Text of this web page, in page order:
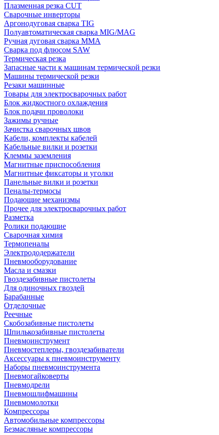
Плазменная резка CUT
Сварочные инверторы
Аргонодуговая сварка TIG
Полуавтоматическая сварка MIG/MAG
Ручная дуговая сварка MMA
Сварка под флюсом SAW
Термическая резка
Запасные части к машинам термической резки
Машины термической резки
Резаки машинные
Товары для электросварочных работ
Блок жидкостного охлаждения
Блок подачи проволоки
Зажимы ручные
Зачистка сварочных швов
Кабели, комплекты кабелей
Кабельные вилки и розетки
Клеммы заземления
Магнитные приспособления
Магнитные фиксаторы и уголки
Панельные вилки и розетки
Пеналы-термосы
Подающие механизмы
Прочее для электросварочных работ
Разметка
Ролики подающие
Сварочная химия
Термопеналы
Электрододержатели
Пневмооборудование
Масла и смазки
Гвоздезабивные пистолеты
Для одиночных гвоздей
Барабанные
Отделочные
Реечные
Скобозабивные пистолеты
Шпилькозабивные пистолеты
Пневмоинструмент
Пневмостеплеры, гвоздезабиватели
Аксессуары к пневмоинструменту
Наборы пневмоинструмента
Пневмогайковерты
Пневмодрели
Пневмошлифмашины
Пневмомолотки
Компрессоры
Автомобильные компрессоры
Безмасляные компрессоры